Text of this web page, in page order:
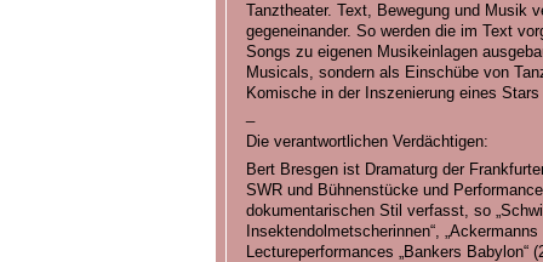
Tanztheater. Text, Bewegung und Musik
gegeneinander. So werden die im Text
Songs zu eigenen Musikeinlagen
Musicals, sondern als Einschübe von
Komische in der Inszenierung eines
Die verantwortlichen Verdächtigen:
Bert Bresgen ist Dramaturg der
SWR und Bühnenstücke und
dokumentarischen Stil verfasst, so
Insektendolmetscherinnen“,
Lectureperformances „Bankers Babylon“